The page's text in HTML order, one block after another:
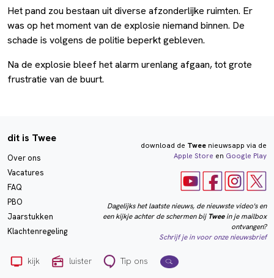
Het pand zou bestaan uit diverse afzonderlijke ruimten. Er
was op het moment van de explosie niemand binnen. De
schade is volgens de politie beperkt gebleven.
Na de explosie bleef het alarm urenlang afgaan, tot grote
frustratie van de buurt.
dit is Twee
Over ons
Vacatures
FAQ
PBO
Jaarstukken
Klachtenregeling
download de Tweenieuwsapp via de
Apple Store en Google Play
Dagelijks het laatste nieuws, de nieuwste video's en
een kijkje achter de schermen bij Tweein je mailbox
ontvangen?
Schrijf je in voor onze nieuwsbrief
kijk luister Tip ons